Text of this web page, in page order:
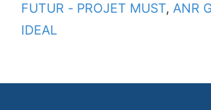
FUTUR - PROJET MUST, ANR
IDEAL